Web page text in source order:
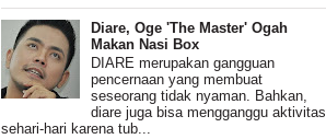
Diare, Oge 'The Master' Ogah
Makan Nasi Box
DIARE merupakan gangguan
pencernaan yang membuat
seseorang tidak nyaman. Bahkan,
diare juga bisa mengganggu aktivitas
sehari-hari karena tub...